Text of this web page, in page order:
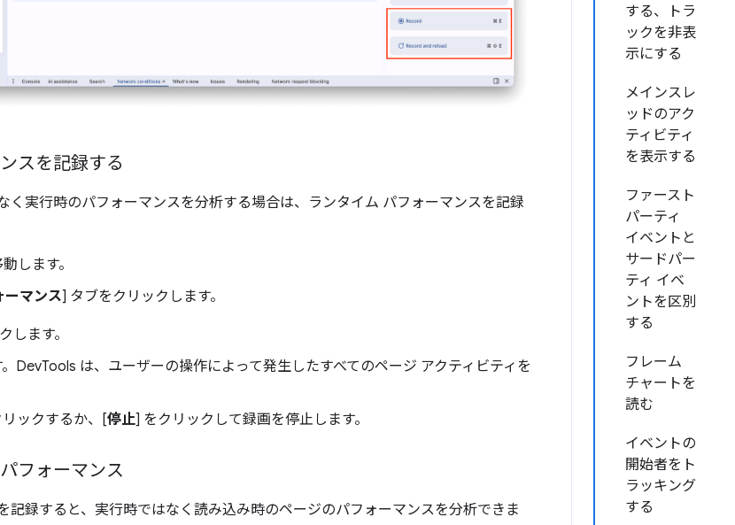
する、トラ
ックを非表
示にする
メインスレ
ッドのアク
ティビティ
を表示する
ファースト
パーティ
イベントと
サードパー
ティ イベ
ントを区別
する
フレーム
チャートを
読む
イベントの
開始者をト
ラッキング
する
スを記録する
く実行時のパフォーマンスを分析する場合は、ランタイム パフォーマンスを記録
します。
ーマンス] タブをクリックします。
します。
DevTools は、ユーザーの操作によって発生したすべてのページ アクティビティを
ックするか、[停止] をクリックして録画を停止します。
フォーマンス
記録すると、実行時ではなく読み込み時のページのパフォーマンスを分析できま